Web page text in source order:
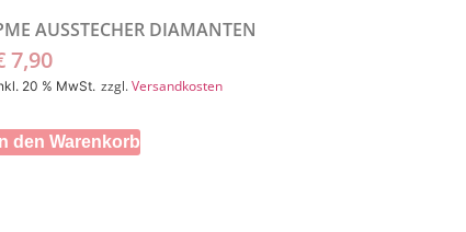
AUSSTECHER DIAMANTEN
7,90
20 % MwSt. zzgl.Versandkosten
In den Warenkorb